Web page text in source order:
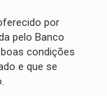
por
pelo Banco
condições
e que se